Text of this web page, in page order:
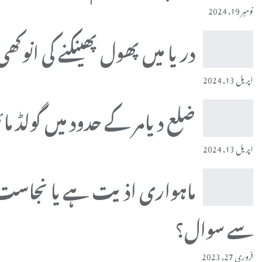
نومبر 19, 2024
دریا میں پھول پھینکنے کی
اپریل 13, 2024
ضلع دیامر کے حدود میں گولڈ
اپریل 13, 2024
ماہواری اذیت ہے یا
سے سوال؟
فروری 27, 2023